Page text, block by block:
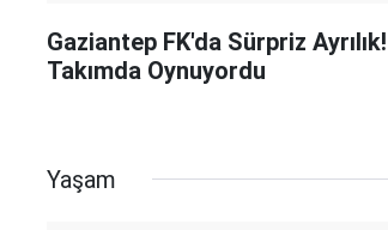
Gaziantep FK'da Sürpriz
Takımda Oynuyordu
Yaşam